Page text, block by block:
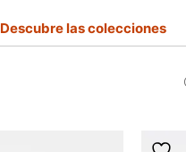
Descubre las colecciones